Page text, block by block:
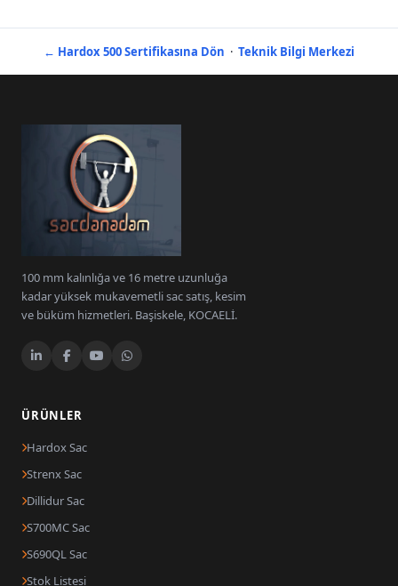
← Hardox 500 Sertifikasına Dön · Teknik Bilgi Merkezi
100 mm kalınlığa ve 16 metre uzunluğa
kadar yüksek mukavemetli sac satış, kesim
ve büküm hizmetleri. Başiskele, KOCAELİ.
ÜRÜNLER
Hardox Sac
Strenx Sac
Dillidur Sac
S700MC Sac
S690QL Sac
Stok Listesi